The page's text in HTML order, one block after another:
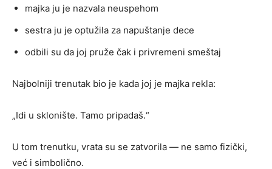
majka ju je nazvala neuspehom
sestra ju je optužila za napuštanje dece
odbili su da joj pruže čak i privremeni smeštaj
Najbolniji trenutak bio je kada joj je majka rekla:
„Idi u sklonište. Tamo pripadaš.“
U tom trenutku, vrata su se zatvorila — ne samo fizički,
već i simbolično.